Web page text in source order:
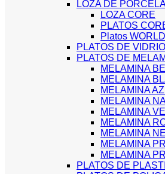
LOZA DE
LOZA CORE
PLATOS
Platos
PLATOS DE
PLATOS DE
MELAMINA
MELAMINA
MELAMINA
MELAMINA
MELAMINA
MELAMINA
MELAMINA
MELAMINA
MELAMINA
PLATOS DE